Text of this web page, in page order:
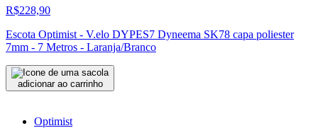
R$228,90
Escota Optimist - V.elo DYPES7 Dyneema SK78 capa poliester
7mm - 7 Metros - Laranja/Branco
adicionar ao carrinho
Optimist